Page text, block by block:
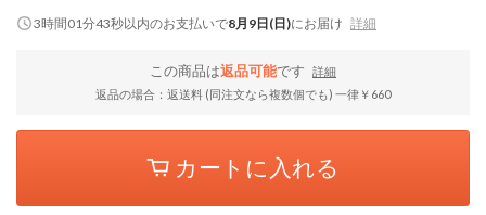
3時間01分43秒以内のお支払いで8月9日(日)にお届け 詳細
この商品は返品可能です
詳細
返品の場合：返送料 (同注文なら複数個でも) 一律￥660
カートに入れる